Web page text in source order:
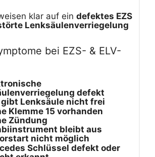
klar auf ein defektes EZS
Lenksäulenverriegelung
bei EZS- & ELV-
defekt
gibt Lenksäule nicht frei
Klemme 15 vorhanden
Zündung
bleibt aus
nicht möglich
Schlüssel defekt oder